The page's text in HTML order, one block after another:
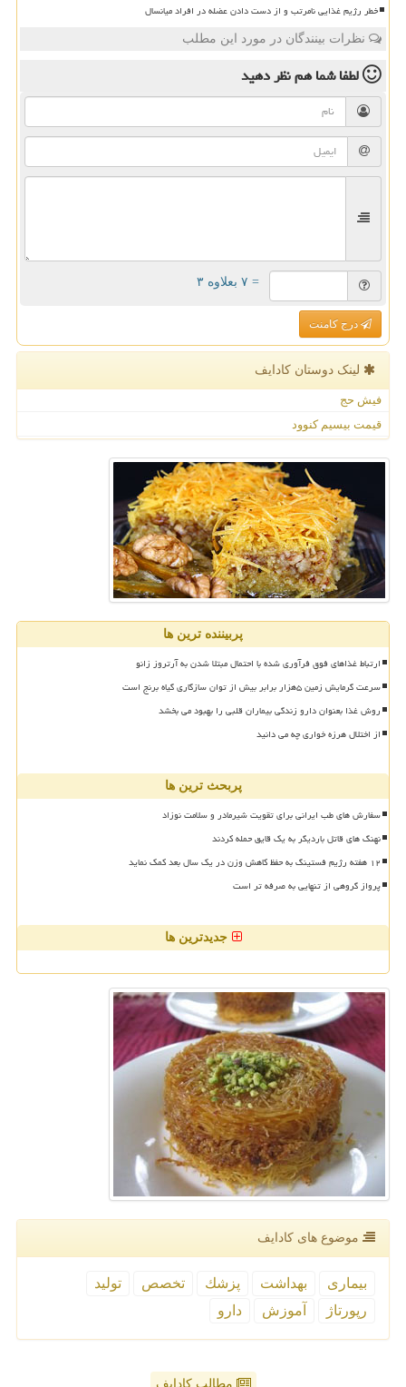
خطر رژیم غذایی نامرتب و از دست دادن عضله در افراد میانسال
نظرات بینندگان در مورد این مطلب
لطفا شما همنظر دهید
= ۷ بعلاوه ۳
درج کامنت
لینک دوستان كادایف
فیش حج
قیمت بیسیم کنوود
پربیننده ترین ها
ارتباط غذاهای فوق فرآوری شده با احتمال مبتلا شدن به آرتروز زانو
سرعت گرمایش زمین ۵هزار برابر بیش از توان سازگاری گیاه برنج است
روش غذا بعنوان دارو زندگی بیماران قلبی را بهبود می بخشد
از اختلال هرزه خواری چه می دانید
پربحث ترین ها
سفارش های طب ایرانی برای تقویت شیرمادر و سلامت نوزاد
نهنگ های قاتل باردیگر به یک قایق حمله کردند
۱۲ هفته رژیم فستینگ به حفظ کاهش وزن در یک سال بعد کمک نماید
پرواز گروهی از تنهایی به صرفه تر است
جدیدترین ها
موضوع های كادایف
بیماری بهداشت پزشك تخصص
تولید
رپورتاژ
آموزش دارو
مطالب کادایف